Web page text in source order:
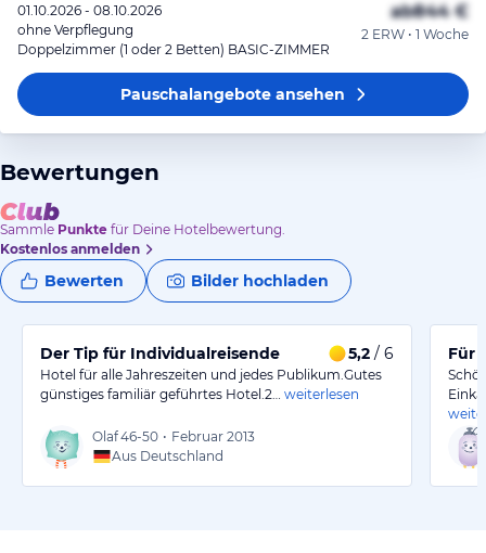
01.10.2026 - 08.10.2026
ohne Verpflegung
Doppelzimmer (1 oder 2 Betten) BASIC-ZIMMER
ab844 €
2 ERW • 1 Woche
Pauschalangeboteansehen
Bewertungen
Sammle Punkte für Deine Hotelbewertung.
Kostenlos anmelden
Bewerten Bilder hochladen
Der Tip für Individualreisende 5,2 / 6
Hotel für alle Jahreszeiten und jedes Publikum.Gutes
günstiges familiär geführtes Hotel.2…
weiterlesen
Olaf46-50 • Februar 2013
Aus Deutschland
Für